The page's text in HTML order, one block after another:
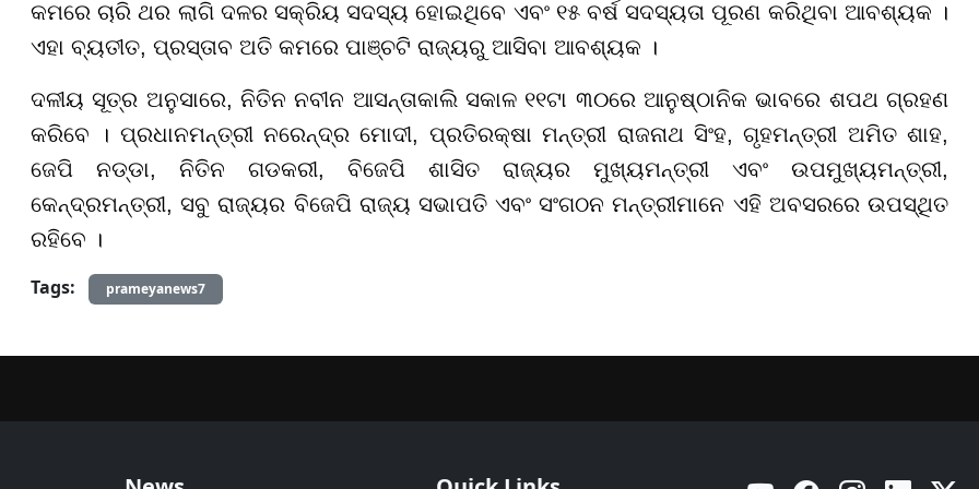
କମରେ ଚାରି ଥର ଲାଗି ଦଳର ସକ୍ରିୟ ସଦସ୍ୟ ହୋଇଥିବେ ଏବଂ ୧୫ ବର୍ଷ ସଦସ୍ୟତା ପୂରଣ କରିଥିବା ଆବଶ୍ୟକ ।
ଏହା ବ୍ୟତୀତ, ପ୍ରସ୍ତାବ ଅତି କମରେ ପାଞ୍ଚଟି ରାଜ୍ୟରୁ ଆସିବା ଆବଶ୍ୟକ ।
ଦଳୀୟ ସୂତ୍ର ଅନୁସାରେ, ନିତିନ ନବୀନ ଆସନ୍ତାକାଲି ସକାଳ ୧୧ଟା ୩୦ରେ ଆନୁଷ୍ଠାନିକ ଭାବରେ ଶପଥ ଗ୍ରହଣ
କରିବେ । ପ୍ରଧାନମନ୍ତ୍ରୀ ନରେନ୍ଦ୍ର ମୋଦୀ, ପ୍ରତିରକ୍ଷା ମନ୍ତ୍ରୀ ରାଜନାଥ ସିଂହ, ଗୃହମନ୍ତ୍ରୀ ଅମିତ ଶାହ,
ଜେପି ନଡ୍ଡା, ନିତିନ ଗଡକରୀ, ବିଜେପି ଶାସିତ ରାଜ୍ୟର ମୁଖ୍ୟମନ୍ତ୍ରୀ ଏବଂ ଉପମୁଖ୍ୟମନ୍ତ୍ରୀ,
କେନ୍ଦ୍ରମନ୍ତ୍ରୀ, ସବୁ ରାଜ୍ୟର ବିଜେପି ରାଜ୍ୟ ସଭାପତି ଏବଂ ସଂଗଠନ ମନ୍ତ୍ରୀମାନେ ଏହି ଅବସରରେ ଉପସ୍ଥିତ
ରହିବେ ।
Tags:
prameyanews7
YouTube Facebook Instagram